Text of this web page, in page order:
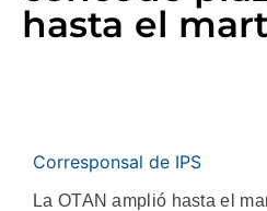
hasta el
Corresponsal de IPS
La OTAN amplió hasta el